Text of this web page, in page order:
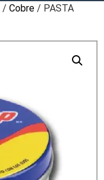
/ Cobre / PASTA